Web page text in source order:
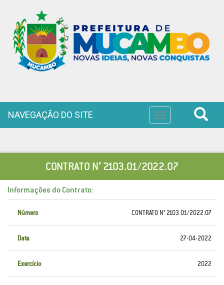
Toggle
navigation
NAVEGAÇÃO DO SITE
CONTRATO N° 2103.01/2022.07
Informações do Contrato:
Número CONTRATO N° 2103.01/2022.07
Data 27-04-2022
Exercício 2022